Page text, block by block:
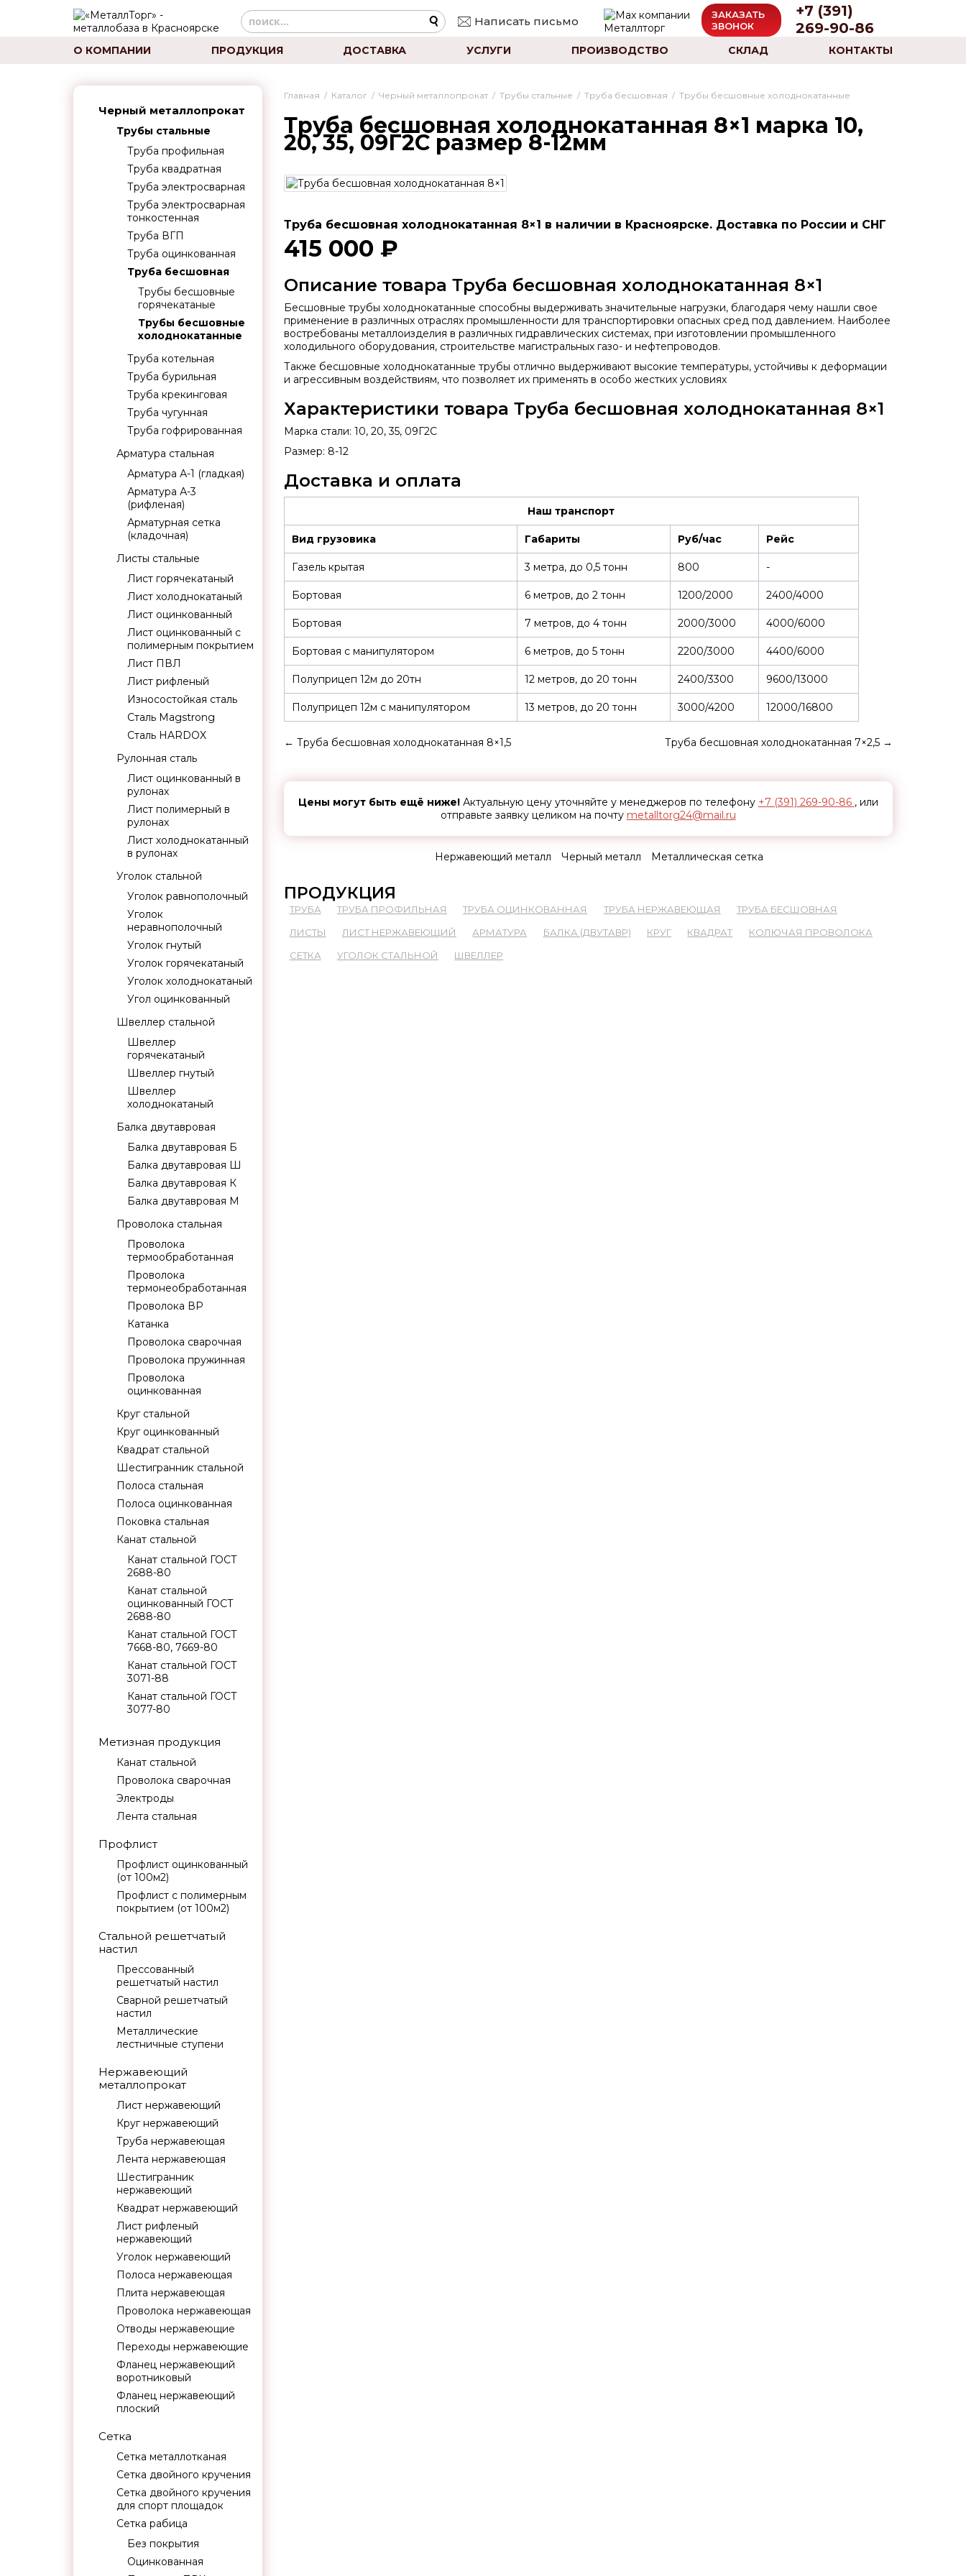
Написать письмо
ЗАКАЗАТЬ
ЗВОНОК
+7 (391)
269-90-86
О КОМПАНИИ ПРОДУКЦИЯ ДОСТАВКА УСЛУГИ ПРОИЗВОДСТВО СКЛАД КОНТАКТЫ
Черный металлопрокат
Трубы стальные
Труба профильная
Труба квадратная
Труба электросварная
Труба электросварная
тонкостенная
Труба ВГП
Труба оцинкованная
Труба бесшовная
Трубы бесшовные
горячекатаные
Трубы бесшовные
холоднокатанные
Труба котельная
Труба бурильная
Труба крекинговая
Труба чугунная
Труба гофрированная
Арматура стальная
Арматура А-1 (гладкая)
Арматура А-3
(рифленая)
Арматурная сетка
(кладочная)
Листы стальные
Лист горячекатаный
Лист холоднокатаный
Лист оцинкованный
Лист оцинкованный с
полимерным покрытием
Лист ПВЛ
Лист рифленый
Износостойкая сталь
Сталь Magstrong
Сталь HARDOX
Рулонная сталь
Лист оцинкованный в
рулонах
Лист полимерный в
рулонах
Лист холоднокатанный
в рулонах
Уголок стальной
Уголок равнополочный
Уголок
неравнополочный
Уголок гнутый
Уголок горячекатаный
Уголок холоднокатаный
Угол оцинкованный
Швеллер стальной
Швеллер
горячекатаный
Швеллер гнутый
Швеллер
холоднокатаный
Балка двутавровая
Балка двутавровая Б
Балка двутавровая Ш
Балка двутавровая К
Балка двутавровая М
Проволока стальная
Проволока
термообработанная
Проволока
термонеобработанная
Проволока ВР
Катанка
Проволока сварочная
Проволока пружинная
Проволока
оцинкованная
Круг стальной
Круг оцинкованный
Квадрат стальной
Шестигранник стальной
Полоса стальная
Полоса оцинкованная
Поковка стальная
Канат стальной
Канат стальной ГОСТ
2688-80
Канат стальной
оцинкованный ГОСТ
2688-80
Канат стальной ГОСТ
7668-80, 7669-80
Канат стальной ГОСТ
3071-88
Канат стальной ГОСТ
3077-80
Метизная продукция
Канат стальной
Проволока сварочная
Электроды
Лента стальная
Профлист
Профлист оцинкованный
(от 100м2)
Профлист с полимерным
покрытием (от 100м2)
Стальной решетчатый
настил
Прессованный
решетчатый настил
Сварной решетчатый
настил
Металлические
лестничные ступени
Нержавеющий
металлопрокат
Лист нержавеющий
Круг нержавеющий
Труба нержавеющая
Лента нержавеющая
Шестигранник
нержавеющий
Квадрат нержавеющий
Лист рифленый
нержавеющий
Уголок нержавеющий
Полоса нержавеющая
Плита нержавеющая
Проволока нержавеющая
Отводы нержавеющие
Переходы нержавеющие
Фланец нержавеющий
воротниковый
Фланец нержавеющий
плоский
Сетка
Сетка металлотканая
Сетка двойного кручения
Сетка двойного кручения
для спорт площадок
Сетка рабица
Без покрытия
Оцинкованная
Главная / Каталог / Черный металлопрокат / Трубы стальные / Труба бесшовная / Трубы бесшовные холоднокатанные
Труба бесшовная холоднокатанная 8×1 марка 10,
20, 35, 09Г2С размер 8-12мм
Труба бесшовная холоднокатанная 8×1 в наличии в Красноярске. Доставка по России и СНГ
415 000 ₽
Описание товара Труба бесшовная холоднокатанная 8×1
Бесшовные трубы холоднокатанные способны выдерживать значительные нагрузки, благодаря чему нашли свое
применение в различных отраслях промышленности для транспортировки опасных сред под давлением. Наиболее
востребованы металлоизделия в различных гидравлических системах, при изготовлении промышленного
холодильного оборудования, строительстве магистральных газо- и нефтепроводов.
Также бесшовные холоднокатанные трубы отлично выдерживают высокие температуры, устойчивы к деформации
и агрессивным воздействиям, что позволяет их применять в особо жестких условиях
Характеристики товара Труба бесшовная холоднокатанная 8×1
Марка стали: 10, 20, 35, 09Г2С
Размер: 8-12
Доставка и оплата
Наш транспорт
Вид грузовика Габариты Руб/час Рейс
Газель крытая 3 метра, до 0,5 тонн 800 -
Бортовая 6 метров, до 2 тонн 1200/2000 2400/4000
Бортовая 7 метров, до 4 тонн 2000/3000 4000/6000
Бортовая с манипулятором 6 метров, до 5 тонн 2200/3000 4400/6000
Полуприцеп 12м до 20тн 12 метров, до 20 тонн 2400/3300 9600/13000
Полуприцеп 12м с манипулятором 13 метров, до 20 тонн 3000/4200 12000/16800
← Труба бесшовная холоднокатанная 8×1,5 Труба бесшовная холоднокатанная 7×2,5 →
Цены могут быть ещё ниже!Актуальную цену уточняйте у менеджеров по телефону +7 (391) 269-90-86 , или
отправьте заявку целиком на почту metalltorg24@mail.ru
Нержавеющий металл Черный металл Металлическая сетка
ПРОДУКЦИЯ
ТРУБА ТРУБА ПРОФИЛЬНАЯ ТРУБА ОЦИНКОВАННАЯ ТРУБА НЕРЖАВЕЮЩАЯ
ТРУБА БЕСШОВНАЯ
ЛИСТЫ
ЛИСТ НЕРЖАВЕЮЩИЙ АРМАТУРА БАЛКА (ДВУТАВР) КРУГ КВАДРАТ
КОЛЮЧАЯ ПРОВОЛОКА
СЕТКА
УГОЛОК СТАЛЬНОЙ ШВЕЛЛЕР